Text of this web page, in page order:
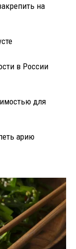
на
в России
для
арию